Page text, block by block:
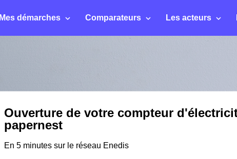
Mes démarches Comparateurs Les acteurs